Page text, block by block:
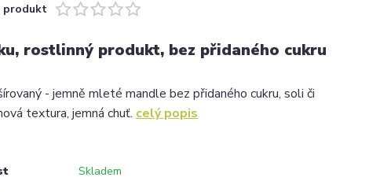
rostlinný produkt, bez přidaného cukru
- jemně mleté mandle bez přidaného cukru, soli či
textura, jemná chuť. celý popis
Skladem